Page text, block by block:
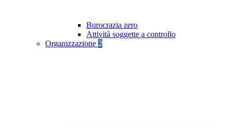
Burocrazia zero
Attività soggette a controllo
Organizzazione 2